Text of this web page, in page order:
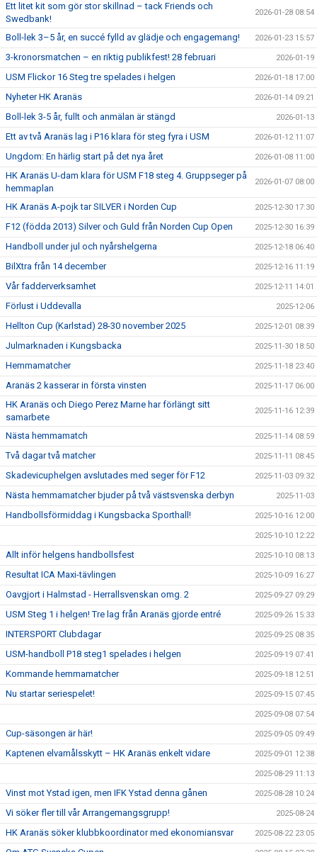
Ett litet kit som gör stor skillnad – tack Friends och
Swedbank!
2026-01-28 08:54
Boll-lek 3–5 år, en succé fylld av glädje och engagemang! 2026-01-23 15:57
3-kronorsmatchen – en riktig publikfest! 28 februari 2026-01-19
USM Flickor 16 Steg tre spelades i helgen 2026-01-18 17:00
Nyheter HK Aranäs 2026-01-14 09:21
Boll-lek 3-5 år, fullt och anmälan är stängd 2026-01-13
Ett av två Aranäs lag i P16 klara för steg fyra i USM 2026-01-12 11:07
Ungdom: En härlig start på det nya året 2026-01-08 11:00
HK Aranäs U-dam klara för USM F18 steg 4. Gruppseger på
hemmaplan
2026-01-07 08:00
HK Aranäs A-pojk tar SILVER i Norden Cup 2025-12-30 17:30
F12 (födda 2013) Silver och Guld från Norden Cup Open 2025-12-30 16:39
Handboll under jul och nyårshelgerna 2025-12-18 06:40
BilXtra från 14 december 2025-12-16 11:19
Vår fadderverksamhet 2025-12-11 14:01
Förlust i Uddevalla 2025-12-06
Hellton Cup (Karlstad) 28-30 november 2025 2025-12-01 08:39
Julmarknaden i Kungsbacka 2025-11-30 18:50
Hemmamatcher 2025-11-18 23:40
Aranäs 2 kasserar in första vinsten 2025-11-17 06:00
HK Aranäs och Diego Perez Marne har förlängt sitt
samarbete
2025-11-16 12:39
Nästa hemmamatch 2025-11-14 08:59
Två dagar två matcher 2025-11-11 08:45
Skadevicuphelgen avslutades med seger för F12 2025-11-03 09:32
Nästa hemmamatcher bjuder på två västsvenska derbyn 2025-11-03
Handbollsförmiddag i Kungsbacka Sporthall! 2025-10-16 12:00
2025-10-10 12:22
Allt inför helgens handbollsfest 2025-10-10 08:13
Resultat ICA Maxi-tävlingen 2025-10-09 16:27
Oavgjort i Halmstad - Herrallsvenskan omg. 2 2025-09-27 09:29
USM Steg 1 i helgen! Tre lag från Aranäs gjorde entré 2025-09-26 15:33
INTERSPORT Clubdagar 2025-09-25 08:35
USM-handboll P18 steg1 spelades i helgen 2025-09-19 07:41
Kommande hemmamatcher 2025-09-18 12:51
Nu startar seriespelet! 2025-09-15 07:45
2025-09-08 07:54
Cup-säsongen är här! 2025-09-05 09:49
Kaptenen elvamålsskytt – HK Aranäs enkelt vidare 2025-09-01 12:38
2025-08-29 11:13
Vinst mot Ystad igen, men IFK Ystad denna gånen 2025-08-28 10:24
Vi söker fler till vår Arrangemangsgrupp! 2025-08-24
HK Aranäs söker klubbkoordinator med ekonomiansvar 2025-08-22 23:05